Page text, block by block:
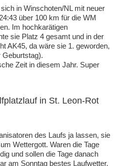
in Winschoten/NL mit neuer
über 100 km für die WM
Im hochkarätigen
sie Platz 4 gesamt und in der
AK45, da wäre sie 1. geworden,
Geburtstag).
Zeit in diesem Jahr. Super
in St. Leon-Rot
des Laufs ja lassen, sie
Wettergott. Waren die Tage
und sollen die Tage danach
am Sonntag bestes Laufwetter.